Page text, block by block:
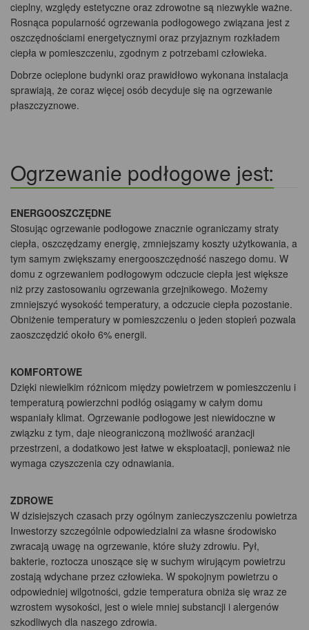
cieplny, względy estetyczne oraz zdrowotne są niezwykle ważne.
Rosnąca popularność ogrzewania podłogowego związana jest z
oszczędnościami energetycznymi oraz przyjaznym rozkładem
ciepła w pomieszczeniu, zgodnym z potrzebami człowieka.
Dobrze ocieplone budynki oraz prawidłowo wykonana instalacja
sprawiają, że coraz więcej osób decyduje się na ogrzewanie
płaszczyznowe.
Ogrzewanie podłogowe jest:
ENERGOOSZCZĘDNE
Stosując ogrzewanie podłogowe znacznie ograniczamy straty
ciepła, oszczędzamy energię, zmniejszamy koszty użytkowania, a
tym samym zwiększamy energooszczędność naszego domu. W
domu z ogrzewaniem podłogowym odczucie ciepła jest większe
niż przy zastosowaniu ogrzewania grzejnikowego. Możemy
zmniejszyć wysokość temperatury, a odczucie ciepła pozostanie.
Obniżenie temperatury w pomieszczeniu o jeden stopień pozwala
zaoszczędzić około 6% energii.
KOMFORTOWE
Dzięki niewielkim różnicom między powietrzem w pomieszczeniu i
temperaturą powierzchni podłóg osiągamy w całym domu
wspaniały klimat. Ogrzewanie podłogowe jest niewidoczne w
związku z tym, daje nieograniczoną możliwość aranżacji
przestrzeni, a dodatkowo jest łatwe w eksploatacji, ponieważ nie
wymaga czyszczenia czy odnawiania.
ZDROWE
W dzisiejszych czasach przy ogólnym zanieczyszczeniu powietrza
Inwestorzy szczególnie odpowiedzialni za własne środowisko
zwracają uwagę na ogrzewanie, które służy zdrowiu. Pył,
bakterie, roztocza unoszące się w suchym wirującym powietrzu
zostają wdychane przez człowieka. W spokojnym powietrzu o
odpowiedniej wilgotności, gdzie temperatura obniża się wraz ze
wzrostem wysokości, jest o wiele mniej substancji i alergenów
szkodliwych dla naszego zdrowia.